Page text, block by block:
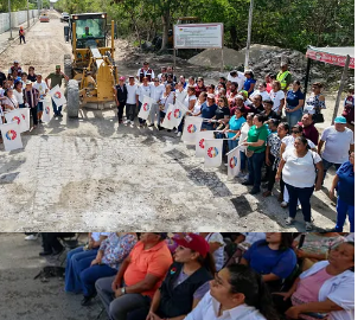
resaltó que en la arteria renovada se
seguro bien iluminado para el tránsito de
familia, trabajadores y todos los habitantes,
públicas marcadas por el Gobierno de
del Estado.
de Obras Públicas y Servicios, Samantha
que con una inversión de más de 33
construirá el concreto hidráulico de 15
en dicha vialidad, con un tramo de
7 centímetros de espesor, además de que se
absorción, guarniciones de concreto de alta
más señalamiento vertical y la
la seguridad de los vecinos y
diariamente.